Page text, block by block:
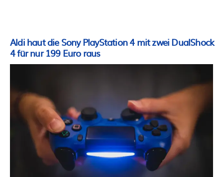
Aldi haut die Sony PlayStation 4 mit zwei DualShock
4 für nur 199 Euro raus